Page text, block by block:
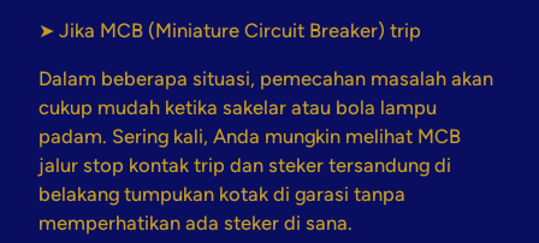
➤ Jika MCB (Miniature Circuit Breaker) trip
Dalam beberapa situasi, pemecahan masalah akan
cukup mudah ketika sakelar atau bola lampu
padam. Sering kali, Anda mungkin melihat MCB
jalur stop kontak trip dan steker tersandung di
belakang tumpukan kotak di garasi tanpa
memperhatikan ada steker di sana.